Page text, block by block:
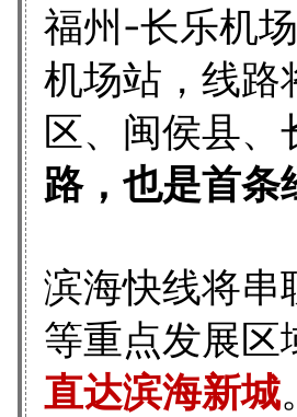
福州-长乐机
机场站，线路
区、闽侯县、
路，也是首条
滨海快线将串
等重点发展区
直达滨海新城。